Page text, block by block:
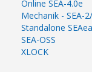
Online SEA-4.0e
Mechanik - SEA-
Standalone
SEA-OSS
XLOCK